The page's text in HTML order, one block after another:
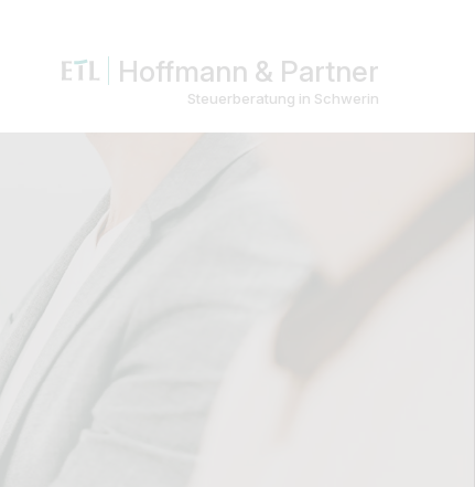
Hoffmann & Partner
Steuerberatung in Schwerin